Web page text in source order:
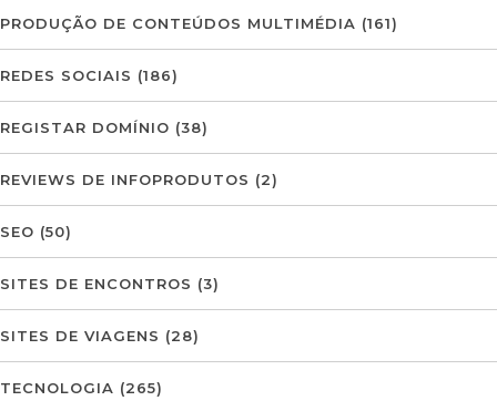
PRODUÇÃO DE CONTEÚDOS MULTIMÉDIA (161)
REDES SOCIAIS (186)
REGISTAR DOMÍNIO (38)
REVIEWS DE INFOPRODUTOS (2)
SEO (50)
SITES DE ENCONTROS (3)
SITES DE VIAGENS (28)
TECNOLOGIA (265)